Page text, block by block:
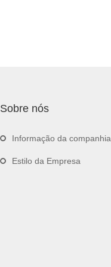
Sobre nós
Informação da companhia
Estilo da Empresa